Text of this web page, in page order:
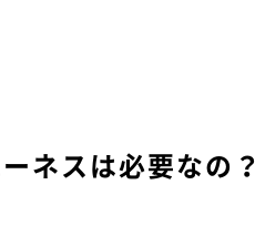
ネスは必要なの？